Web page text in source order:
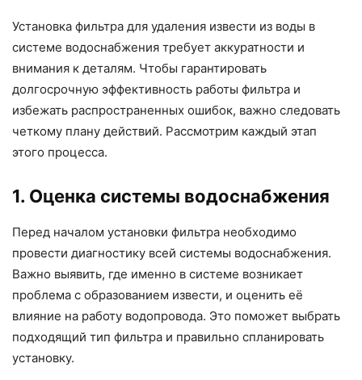
Установка фильтра для удаления извести из воды в
системе водоснабжения требует аккуратности и
внимания к деталям. Чтобы гарантировать
долгосрочную эффективность работы фильтра и
избежать распространенных ошибок, важно следовать
четкому плану действий. Рассмотрим каждый этап
этого процесса.
1. Оценка системы водоснабжения
Перед началом установки фильтра необходимо
провести диагностику всей системы водоснабжения.
Важно выявить, где именно в системе возникает
проблема с образованием извести, и оценить её
влияние на работу водопровода. Это поможет выбрать
подходящий тип фильтра и правильно спланировать
установку.